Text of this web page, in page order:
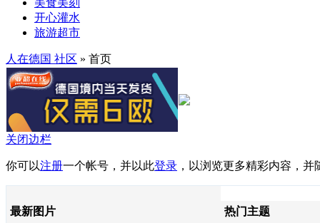
开心灌水
旅游超市
人在德国 社区 » 首页
关闭边栏
你可以注册一个帐号，并以此登录 ，以浏览更多精彩内容，
最新图片 热门主题